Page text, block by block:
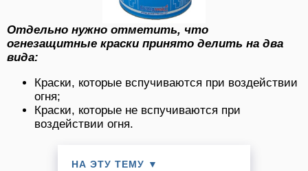
Отдельно нужно отметить, что
огнезащитные краски принято делить на два
вида:
Краски, которые вспучиваются при воздействии
огня;
Краски, которые не вспучиваются при
воздействии огня.
НА ЭТУ ТЕМУ ▼